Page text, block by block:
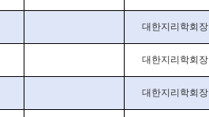
대한지리학회장
대한지리학회장
대한지리학회장